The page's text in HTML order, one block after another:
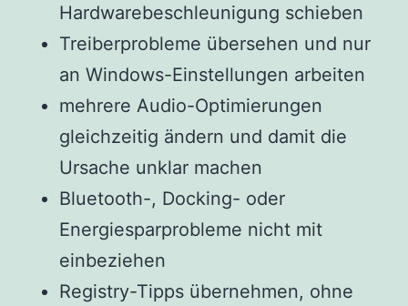
Hardwarebeschleunigung schieben
Treiberprobleme übersehen und nur
an Windows-Einstellungen arbeiten
mehrere Audio-Optimierungen
gleichzeitig ändern und damit die
Ursache unklar machen
Bluetooth-, Docking- oder
Energiesparprobleme nicht mit
einbeziehen
Registry-Tipps übernehmen, ohne